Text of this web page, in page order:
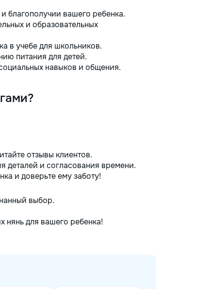
благополучии вашего ребенка.
и образовательных
в учебе для школьников.
питания для детей.
навыков и общения.
отзывы клиентов.
деталей и согласования времени.
и доверьте ему заботу!
выбор.
нянь для вашего ребенка!